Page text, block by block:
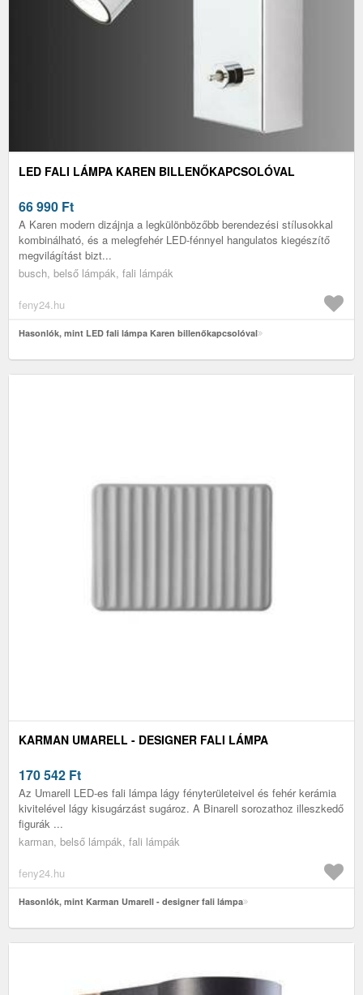
LED FALI LÁMPA KAREN BILLENŐKAPCSOLÓVAL
66 990 Ft
A Karen modern dizájnja a legkülönbözőbb berendezési stílusokkal
kombinálható, és a melegfehér LED-fénnyel hangulatos kiegészítő
megvilágítást bizt...
busch, belső lámpák, fali lámpák
feny24.hu
Hasonlók, mint LED fali lámpa Karen billenőkapcsolóval
KARMAN UMARELL - DESIGNER FALI LÁMPA
170 542 Ft
Az Umarell LED-es fali lámpa lágy fényterületeivel és fehér kerámia
kivitelével lágy kisugárzást sugároz. A Binarell sorozathoz illeszkedő
figurák ...
karman, belső lámpák, fali lámpák
feny24.hu
Hasonlók, mint Karman Umarell - designer fali lámpa